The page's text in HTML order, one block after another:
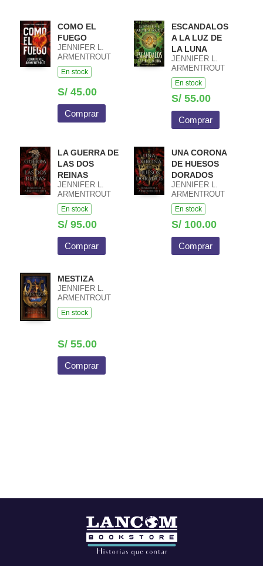
COMO EL
FUEGO
JENNIFER L.
ARMENTROUT
En stock
S/ 45.00
Comprar
ESCANDALOS
A LA LUZ DE
LA LUNA
JENNIFER L.
ARMENTROUT
En stock
S/ 55.00
Comprar
LA GUERRA DE
LAS DOS
REINAS
JENNIFER L.
ARMENTROUT
En stock
S/ 95.00
Comprar
UNA CORONA
DE HUESOS
DORADOS
JENNIFER L.
ARMENTROUT
En stock
S/ 100.00
Comprar
MESTIZA
JENNIFER L.
ARMENTROUT
En stock
S/ 55.00
Comprar